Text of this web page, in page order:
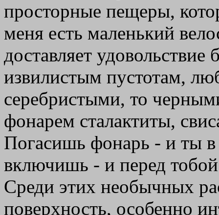
просторные пещеры,
меня есть маленький
доставляет
извилистым пустотам,
серебристыми, то
фонарем сталактиты,
Погасишь фонарь - и ты
включишь - и перед тобой
Среди этих необычных
поверхность, особенно